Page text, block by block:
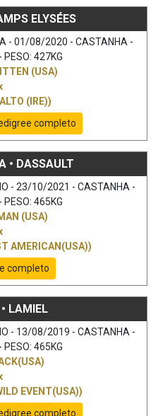
ELYSÉES
- 01/08/2020 - CASTANHA -
PESO: 427KG
(USA)
(IRE))
completo
• DASSAULT
- 23/10/2021 - CASTANHA -
PESO: 465KG
(USA)
AMERICAN(USA))
completo
LAMIEL
- 13/08/2019 - CASTANHA -
PESO: 465KG
EVENT(USA))
completo